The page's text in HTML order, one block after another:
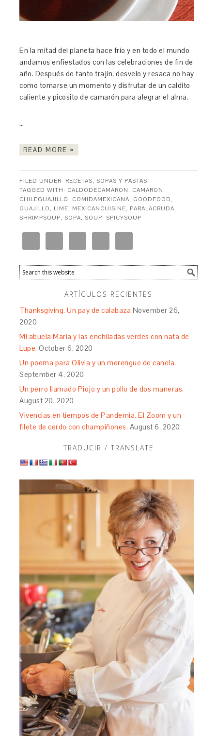
En la mitad del planeta hace frío y en todo el mundo
andamos enfiestados con las celebraciones de fin de
año. Después de tanto trajín, desvelo y resaca no hay
como tomarse un momento y disfrutar de un caldito
caliente y picosito de camarón para alegrar el alma.
…
READ MORE »
FILED UNDER: RECETAS,SOPAS Y PASTAS
TAGGED WITH: CALDODECAMARON, CAMARON,
CHILEGUAJILLO, COMIDAMEXICANA, GOODFOOD,
GUAJILLO, LIME, MEXICANCUISINE, PARALACRUDA,
SHRIMPSOUP,SOPA,SOUP,SPICYSOUP
ARTÍCULOS RECIENTES
Thanksgiving. Un pay de calabaza November 26,
2020
Mi abuela María y las enchiladas verdes con nata de
Lupe. October 6, 2020
Un poema para Olivia y un merengue de canela.
September 4, 2020
Un perro llamado Piojo y un pollo de dos maneras.
August 20, 2020
Vivencias en tiempos de Pandemia. El Zoom y un
filete de cerdo con champiñones. August 6, 2020
TRADUCIR / TRANSLATE